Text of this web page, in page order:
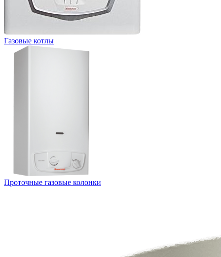
Газовые котлы
Проточные газовые колонки